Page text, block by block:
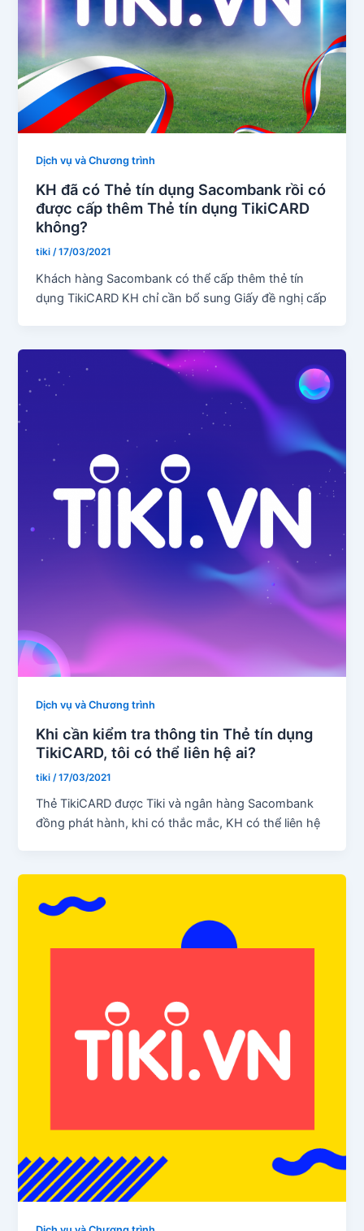
Dịch vụ và Chương trình
KH đã có Thẻ tín dụng Sacombank rồi có
được cấp thêm Thẻ tín dụng TikiCARD
không?
tiki/17/03/2021
Khách hàng Sacombank có thể cấp thêm thẻ tín
dụng TikiCARD KH chỉ cần bổ sung Giấy đề nghị cấp
Dịch vụ và Chương trình
Khi cần kiểm tra thông tin Thẻ tín dụng
TikiCARD, tôi có thể liên hệ ai?
tiki /17/03/2021
Thẻ TikiCARD được Tiki và ngân hàng Sacombank
đồng phát hành, khi có thắc mắc, KH có thể liên hệ